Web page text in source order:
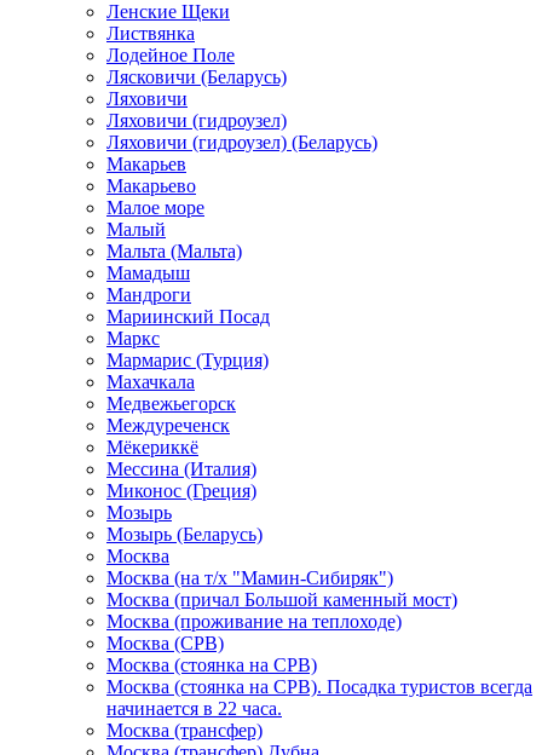
Ленские Щеки
Листвянка
Лодейное Поле
Лясковичи (Беларусь)
Ляховичи
Ляховичи (гидроузел)
Ляховичи (гидроузел) (Беларусь)
Макарьев
Макарьево
Малое море
Малый
Мальта (Мальта)
Мамадыш
Мандроги
Мариинский Посад
Маркс
Мармарис (Турция)
Махачкала
Медвежьегорск
Междуреченск
Мёкериккё
Мессина (Италия)
Миконос (Греция)
Мозырь
Мозырь (Беларусь)
Москва
Москва (на т/х "Мамин-Сибиряк")
Москва (причал Большой каменный мост)
Москва (проживание на теплоходе)
Москва (СРВ)
Москва (стоянка на СРВ)
Москва (стоянка на СРВ). Посадка туристов всегда
начинается в 22 часа.
Москва (трансфер)